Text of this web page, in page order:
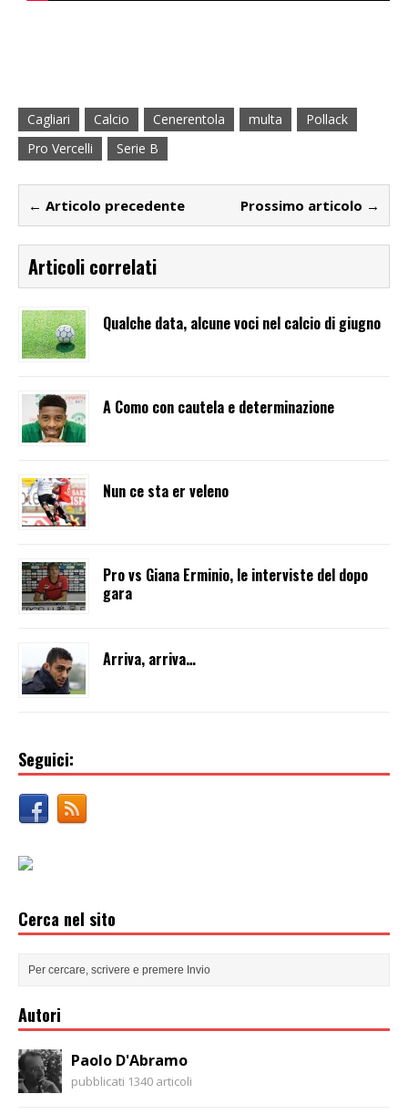
Cagliari Calcio Cenerentola multa
Pollack
Pro Vercelli
Serie B
← Articolo precedente Prossimo articolo →
Articoli correlati
Qualche data, alcune voci nel calcio di giugno
A Como con cautela e determinazione
Nun ce sta er veleno
Pro vs Giana Erminio, le interviste del dopo
gara
Arriva, arriva…
Seguici:
Cerca nel sito
Autori
Paolo D'Abramo
pubblicati 1340 articoli